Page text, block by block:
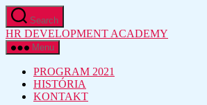
Preskočiť
na
obsah
Search
HR DEVELOPMENT ACADEMY
Menu
PROGRAM 2021
HISTÓRIA
KONTAKT